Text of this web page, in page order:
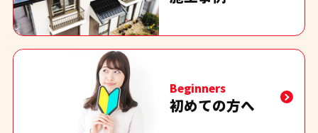
Beginners
初めての方へ